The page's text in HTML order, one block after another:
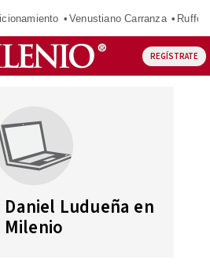
Venustiano Carranza Ruffo
REGÍSTRATE
Ludueña en
Milenio